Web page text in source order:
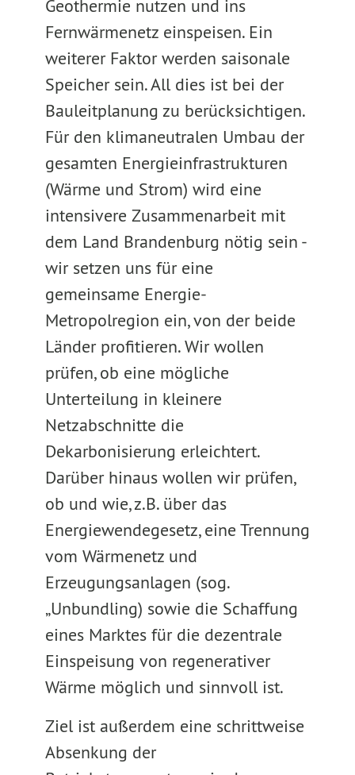
Geothermie nutzen und ins
Fernwärmenetz einspeisen. Ein
weiterer Faktor werden saisonale
Speicher sein. All dies ist bei der
Bauleitplanung zu berücksichtigen.
Für den klimaneutralen Umbau der
gesamten Energieinfrastrukturen
(Wärme und Strom) wird eine
intensivere Zusammenarbeit mit
dem Land Brandenburg nötig sein -
wir setzen uns für eine
gemeinsame Energie-
Metropolregion ein, von der beide
Länder profitieren. Wir wollen
prüfen, ob eine mögliche
Unterteilung in kleinere
Netzabschnitte die
Dekarbonisierung erleichtert.
Darüber hinaus wollen wir prüfen,
ob und wie, z.B. über das
Energiewendegesetz, eine Trennung
vom Wärmenetz und
Erzeugungsanlagen (sog.
„Unbundling) sowie die Schaffung
eines Marktes für die dezentrale
Einspeisung von regenerativer
Wärme möglich und sinnvoll ist.
Ziel ist außerdem eine schrittweise
Absenkung der